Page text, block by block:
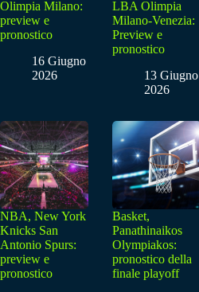
Olimpia Milano:
preview e
pronostico
16 Giugno
2026
LBA Olimpia
Milano-Venezia:
Preview e
pronostico
13 Giugno
2026
NBA, New York
Knicks San
Antonio Spurs:
preview e
pronostico
Basket,
Panathinaikos
Olympiakos:
pronostico della
finale playoff